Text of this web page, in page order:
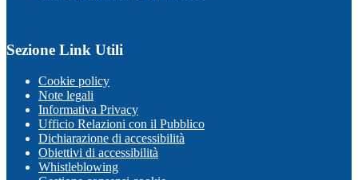
Sezione Link Utili
Cookie policy
Note legali
Informativa Privacy
Ufficio Relazioni con il Pubblico
Dichiarazione di accessibilità
Obiettivi di accessibilità
Whistleblowing